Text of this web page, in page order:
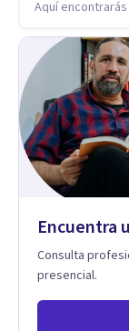
Aquí
comprendidos
casa. Me especializo en guiar a familias a través de
herramientas
cada menor,
Mi forma de
que hay detrás
desarrollar la
fortaleciendo la
niños y
padres que
primer paso
agenda tu
Encuentra
Consulta
presencial.